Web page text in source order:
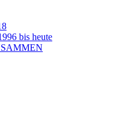
bis heute